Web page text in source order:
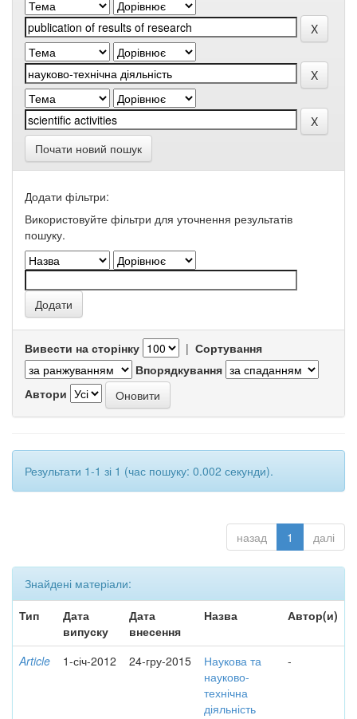
Почати новий пошук
Додати фільтри:
Використовуйте фільтри для уточнення результатів
пошуку.
Вивести на сторінку | Сортування
Впорядкування
Автори
Результати 1-1 зі 1 (час пошуку: 0.002 секунди).
назад 1 далі
Знайдені матеріали:
Тип
Дата
випуску
Дата
внесення
Назва Автор(и)
Article 1-січ-2012 24-гру-2015
Наукова та
науково-
технічна
діяльність
-